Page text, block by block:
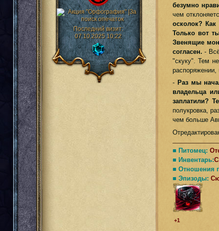
Последний визит:
07.10.2025 10:22
безумно
чем
осколок?
Только вот
Звенящие
согласен.-
"скуку". Тем
- Раз мы
владельца
заплатили?
полукровка,
чем больше
■ Питомец:
■ Инвентарь:
■ Отношения
■ Эпизоды:
+1